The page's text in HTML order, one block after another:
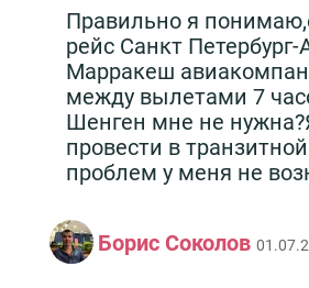
Правильно я
рейс Санкт
Марракеш
между вылетами 7
Шенген мне не
провести в
проблем у меня не
Борис Соколов